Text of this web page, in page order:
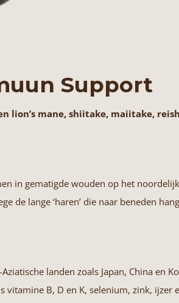
Support
mane, shiitake, maiitake,
in gematigde wouden op het
de lange ‘haren’ die naar beneden
landen zoals Japan, China en
B, D en K, selenium, zink,